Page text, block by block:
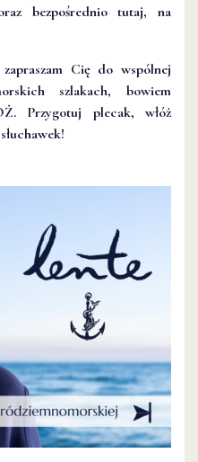
bezpośrednio tutaj, na
Cię do wspólnej
szlakach, bowiem
Przygotuj plecak, włóż